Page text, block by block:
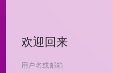
欢迎回来